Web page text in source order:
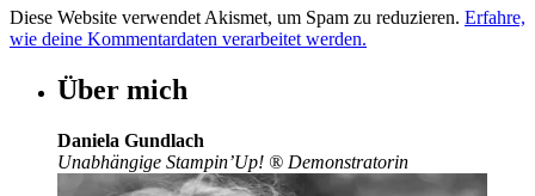
Diese Website verwendet Akismet, um Spam zu reduzieren. Erfahre,
wie deine Kommentardaten verarbeitet werden.
Über mich
Daniela Gundlach
Unabhängige Stampin’Up! ® Demonstratorin